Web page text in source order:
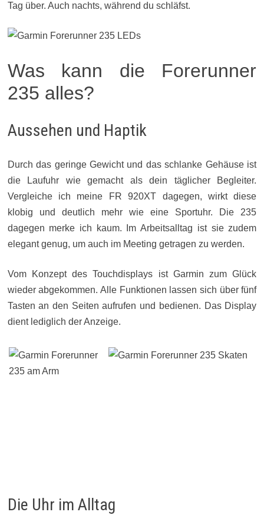
Tag über. Auch nachts, während du schläfst.
Was kann die Forerunner
235 alles?
Aussehen und Haptik
Durch das geringe Gewicht und das schlanke Gehäuse ist
die Laufuhr wie gemacht als dein täglicher Begleiter.
Vergleiche ich meine FR 920XT dagegen, wirkt diese
klobig und deutlich mehr wie eine Sportuhr. Die 235
dagegen merke ich kaum. Im Arbeitsalltag ist sie zudem
elegant genug, um auch im Meeting getragen zu werden.
Vom Konzept des Touchdisplays ist Garmin zum Glück
wieder abgekommen. Alle Funktionen lassen sich über fünf
Tasten an den Seiten aufrufen und bedienen. Das Display
dient lediglich der Anzeige.
Die Uhr im Alltag